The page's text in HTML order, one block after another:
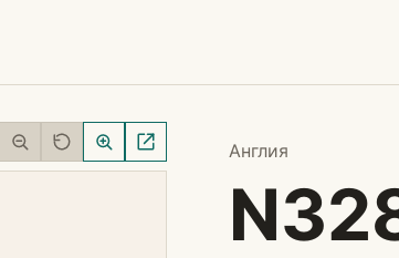
Англия